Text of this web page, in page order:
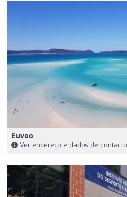
Euvoo
Ver endereço e dados de contacto